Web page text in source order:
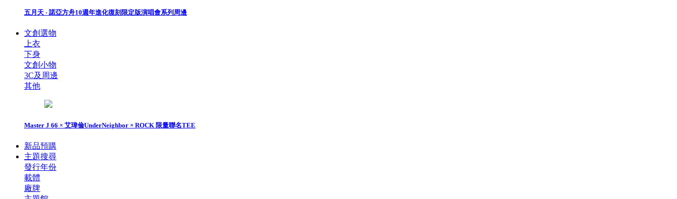
五月天 - 諾亞方舟10週年進化復刻限定版演唱會系列周邊
文創選物
上衣
下身
文創小物
3C及周邊
其他
Master J 66 × 艾瑋倫UnderNeighbor × ROCK 限量聯名TEE
新品預購
主題搜尋
發行年份
載體
廠牌